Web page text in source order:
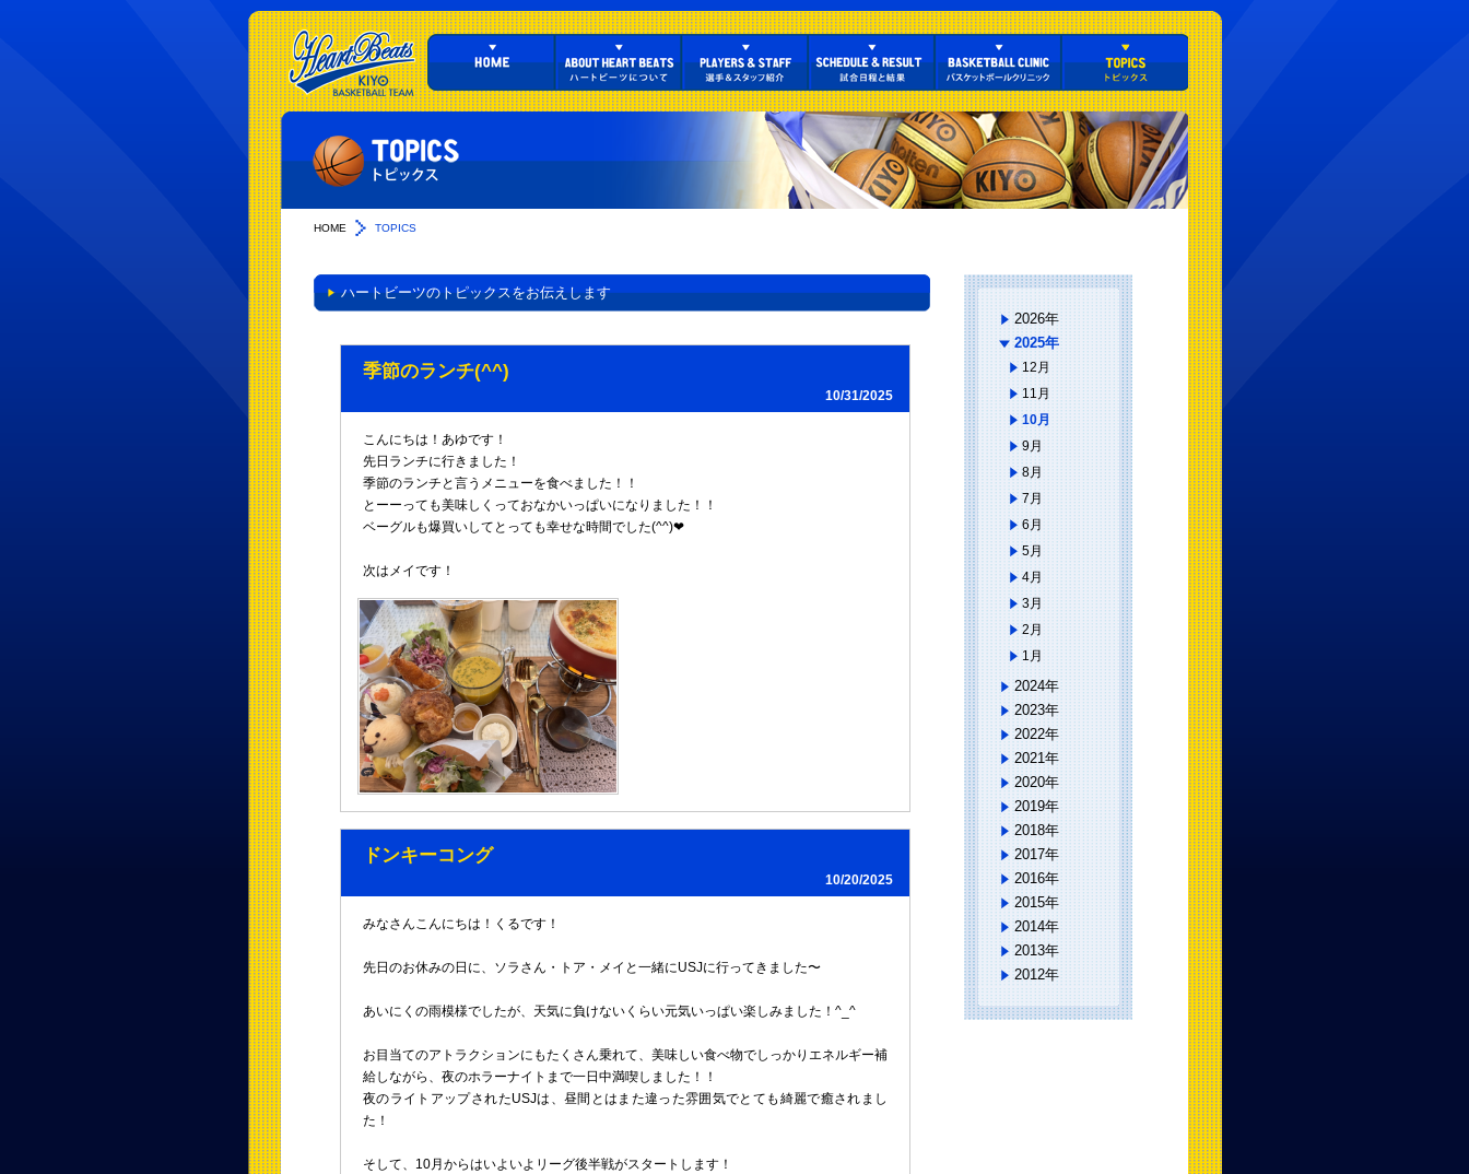
HOME TOPICS
ハートビーツのトピックスをお伝えします
季節のランチ(^^)
10/31/2025
こんにちは！あゆです！
先日ランチに行きました！
季節のランチと言うメニューを食べました！！
とーーっても美味しくっておなかいっぱいになりました！！
ベーグルも爆買いしてとっても幸せな時間でした(^^)❤︎
次はメイです！
ドンキーコング
10/20/2025
みなさんこんにちは！くるです！
先日のお休みの日に、ソラさん・トア・メイと一緒にUSJに行ってきました〜
あいにくの雨模様でしたが、天気に負けないくらい元気いっぱい楽しみました！^_^
お目当てのアトラクションにもたくさん乗れて、美味しい食べ物でしっかりエネルギー補
給しながら、夜のホラーナイトまで一日中満喫しました！！
夜のライトアップされたUSJは、昼間とはまた違った雰囲気でとても綺麗で癒されまし
た！
そして、10月からはいよいよリーグ後半戦がスタートします！
2026年
2025年
12月
11月
10月
9月
8月
7月
6月
5月
4月
3月
2月
1月
2024年
2023年
2022年
2021年
2020年
2019年
2018年
2017年
2016年
2015年
2014年
2013年
2012年